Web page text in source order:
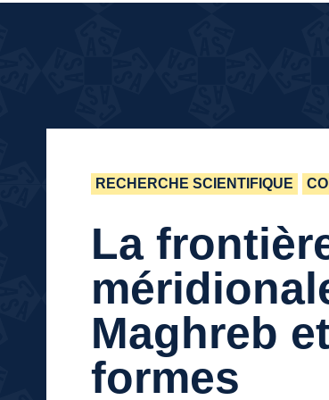
RECHERCHE SCIENTIFIQUE
La
Maghreb
formes